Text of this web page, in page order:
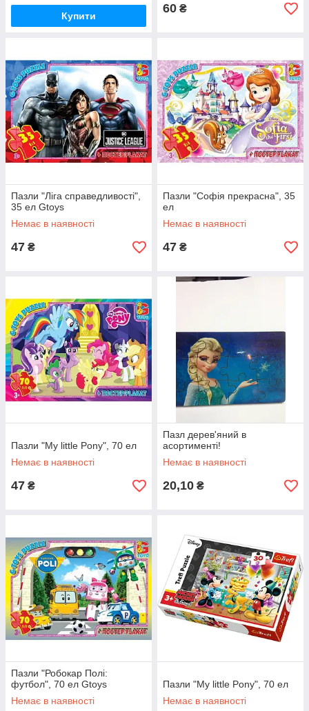
Купити
60 ₴
Пазли "Ліга справедливості",
35 ел Gtoys
Немає в наявності
47 ₴
Пазли "Софія прекрасна", 35
ел
Немає в наявності
47 ₴
Пазли "My little Pony", 70 ел
Немає в наявності
47 ₴
Пазл дерев'яний в
асортименті!
Немає в наявності
20,10 ₴
Пазли "Робокар Полі:
футбол", 70 ел Gtoys
Немає в наявності
Пазли "My little Pony", 70 ел
Немає в наявності